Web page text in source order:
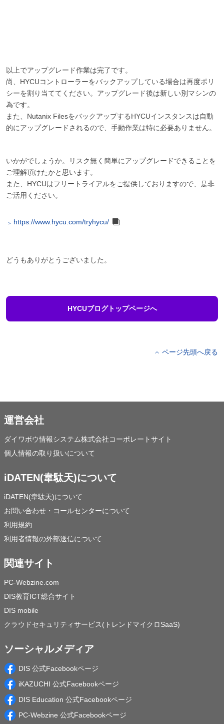
以上でアップグレード作業は完了です。
尚、HYCUコントローラーをバックアップしている場合は再度ポリ
シーを割り当ててください。アップグレード後は新しい別マシンの
為です。
また、Nutanix FilesをバックアップするHYCUインスタンスは自動
的にアップグレードされるので、手動作業は特に必要ありません。
いかがでしょうか。リスク無く簡単にアップグレードできることを
ご理解頂けたかと思います。
また、HYCUはフリートライアルをご提供しておりますので、是非
ご活用ください。
https://www.hycu.com/tryhycu/
どうもありがとうございました。
HYCUブログトップページへ
ページ先頭へ戻る
運営会社
ダイワボウ情報システム株式会社コーポレートサイト
個人情報の取り扱いについて
iDATEN(韋駄天)について
iDATEN(韋駄天)について
お問い合わせ・コールセンターについて
利用規約
利用者情報の外部送信について
関連サイト
PC-Webzine.com
DIS教育ICT総合サイト
DIS mobile
クラウドセキュリティサービス(トレンドマイクロSaaS)
ソーシャルメディア
DIS 公式Facebookページ
iKAZUCHI 公式Facebookページ
DIS Education 公式Facebookページ
PC-Webzine 公式Facebookページ